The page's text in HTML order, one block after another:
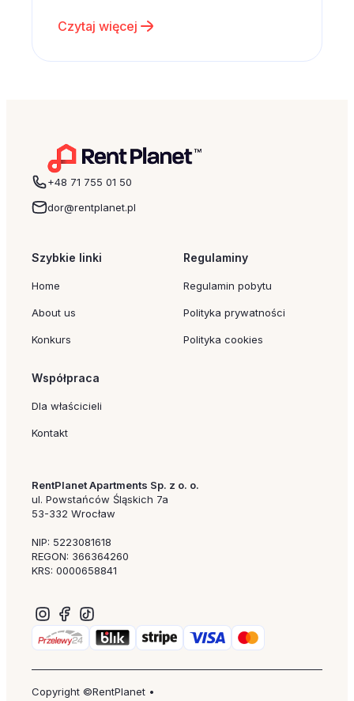
świetną wiadomość! Zapraszamy do
która się opłaca – podziel się swoimi
Czytaj więcej
+48 71 755 01 50
dor@rentplanet.pl
Szybkie linki
Home
About us
Konkurs
Regulaminy
Regulamin pobytu
Polityka prywatności
Polityka cookies
Współpraca
Dla właścicieli
Kontakt
RentPlanet Apartments Sp. z o. o.
ul. Powstańców Śląskich 7a
53-332 Wrocław
NIP: 5223081618
REGON: 366364260
KRS: 0000658841
Copyright ©RentPlanet •